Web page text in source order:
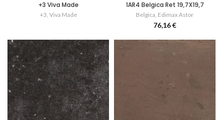
+3 Viva Made
+3, Viva Made
1AR4 Belgica Ret 19,7X19,7
Belgica, Edimax Astor
76,16€